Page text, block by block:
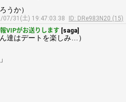
うか）
07/31(土) 19:47:03.38
ID: DRe983N20 (15)
VIPがお送りします [saga]
達はデートを楽しみ…）